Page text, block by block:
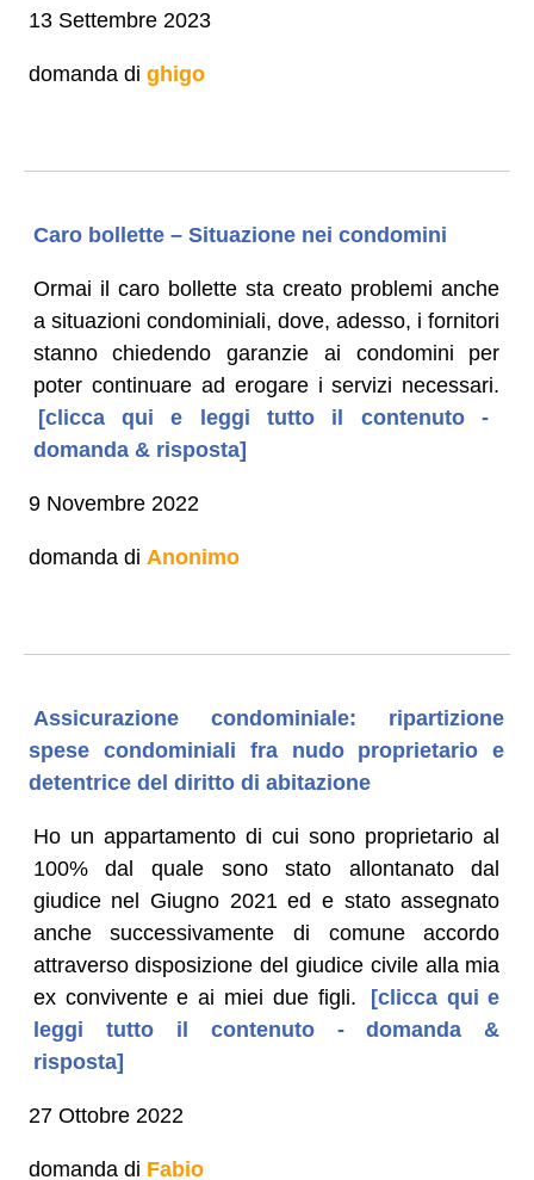
13 Settembre 2023
domanda di ghigo
Caro bollette – Situazione nei condomini
Ormai il caro bollette sta creato problemi anche
a situazioni condominiali, dove, adesso, i fornitori
stanno chiedendo garanzie ai condomini per
poter continuare ad erogare i servizi necessari.
[clicca qui e leggi tutto il contenuto -
domanda & risposta]
9 Novembre 2022
domanda di Anonimo
Assicurazione condominiale: ripartizione
spese condominiali fra nudo proprietario e
detentrice del diritto di abitazione
Ho un appartamento di cui sono proprietario al
100% dal quale sono stato allontanato dal
giudice nel Giugno 2021 ed e stato assegnato
anche successivamente di comune accordo
attraverso disposizione del giudice civile alla mia
ex convivente e ai miei due figli.
[clicca qui e
leggi tutto il contenuto - domanda &
risposta]
27 Ottobre 2022
domanda di Fabio